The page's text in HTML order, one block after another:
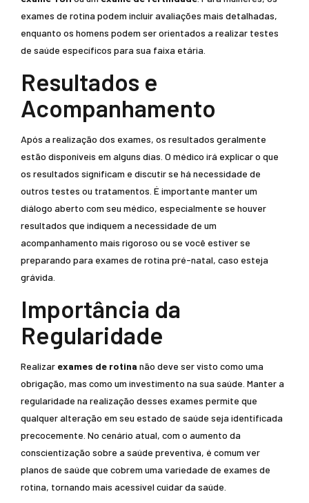
exames de rotina podem incluir avaliações mais detalhadas,
enquanto os homens podem ser orientados a realizar testes
de saúde específicos para sua faixa etária.
Resultados e
Acompanhamento
Após a realização dos exames, os resultados geralmente
estão disponíveis em alguns dias. O médico irá explicar o que
os resultados significam e discutir se há necessidade de
outros testes ou tratamentos. É importante manter um
diálogo aberto com seu médico, especialmente se houver
resultados que indiquem a necessidade de um
acompanhamento mais rigoroso ou se você estiver se
preparando para exames de rotina pré-natal, caso esteja
grávida.
Importância da
Regularidade
Realizar exames de rotina não deve ser visto como uma
obrigação, mas como um investimento na sua saúde. Manter a
regularidade na realização desses exames permite que
qualquer alteração em seu estado de saúde seja identificada
precocemente. No cenário atual, com o aumento da
conscientização sobre a saúde preventiva, é comum ver
planos de saúde que cobrem uma variedade de exames de
rotina, tornando mais acessível cuidar da saúde.